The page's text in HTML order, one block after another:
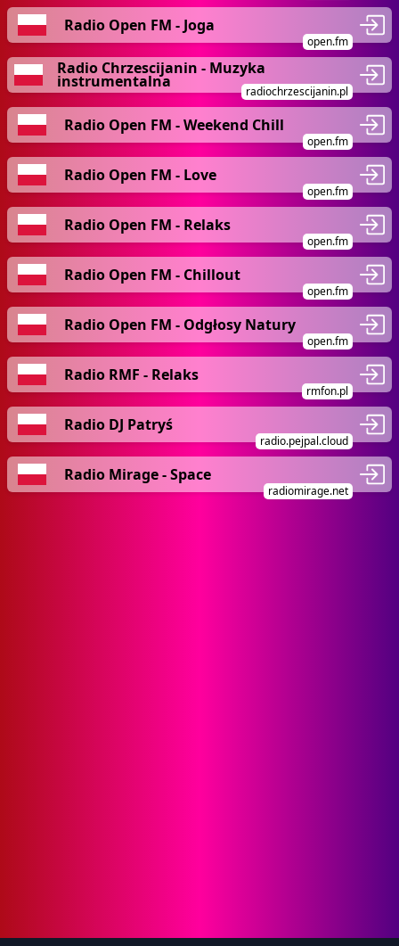
Radio Open FM - Joga
open.fm
Radio Chrzescijanin - Muzyka
instrumentalna
radiochrzescijanin.pl
Radio Open FM - Weekend Chill
open.fm
Radio Open FM - Love
open.fm
Radio Open FM - Relaks
open.fm
Radio Open FM - Chillout
open.fm
Radio Open FM - Odgłosy Natury
open.fm
Radio RMF - Relaks
rmfon.pl
Radio DJ Patryś
radio.pejpal.cloud
Radio Mirage - Space
radiomirage.net